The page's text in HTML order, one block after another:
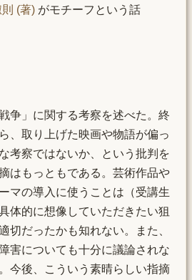
(著) がモチーフという話
争」に関する考察を述べた。終
、取り上げた映画や物語が偏っ
考察ではないか、という批判を
はもっともである。芸術作品や
マの導入に使うことは（受講生
体的に想像していただきたい狙
切だったかも知れない。また、
害についても十分に議論されな
今後、こういう素晴らしい指摘